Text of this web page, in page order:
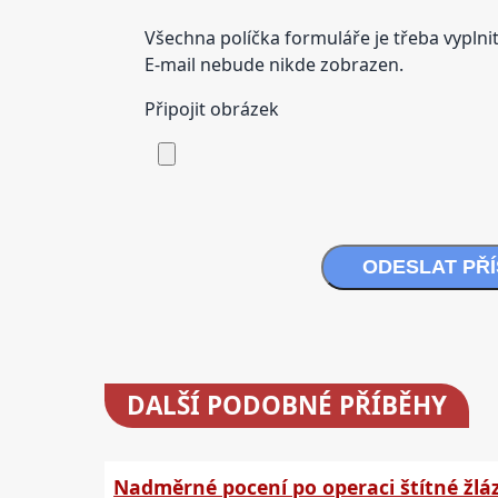
Všechna políčka formuláře je třeba
E-mail nebude nikde zobrazen.
Připojit obrázek
ODESLAT
DALŠÍ PODOBNÉ PŘÍBĚHY
Nadměrné pocení po operaci štítné